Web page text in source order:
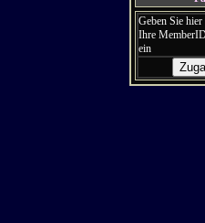
Geben Sie hier
Ihre
ein